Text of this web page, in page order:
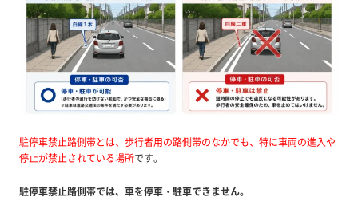
駐停車禁止路側帯とは、歩行者用の路側帯のなかでも、特に車両の進入や
停止が禁止されている場所です。
駐停車禁止路側帯では、車を停車・駐車できません。